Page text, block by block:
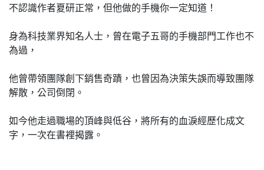
不認識作者夏研正常，但他做的手機你一定知道！
身為科技業界知名人士，曾在電子五哥的手機部門工作也不
為過，
他曾帶領團隊創下銷售奇蹟，也曾因為決策失誤而導致團隊
解散，公司倒閉。
如今他走過職場的頂峰與低谷，將所有的血淚經歷化成文
字，一次在書裡揭露。